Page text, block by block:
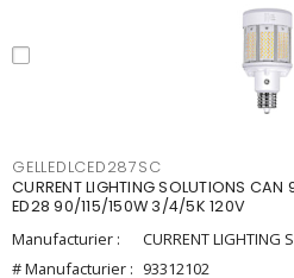
GELLEDLCED287SC
CURRENT LIGHTING SOLUTIONS CAN
ED28 90/115/150W 3/4/5K 120V
Manufacturier :
CURRENT LIGHTING
# Manufacturier : 93312102